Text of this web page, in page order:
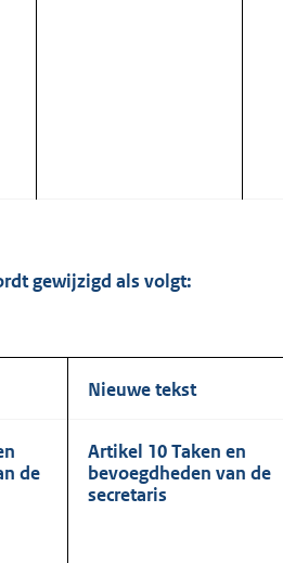
gewijzigd als volgt:
Nieuwe tekst
de
Artikel 10 Taken en
bevoegdheden van de
secretaris